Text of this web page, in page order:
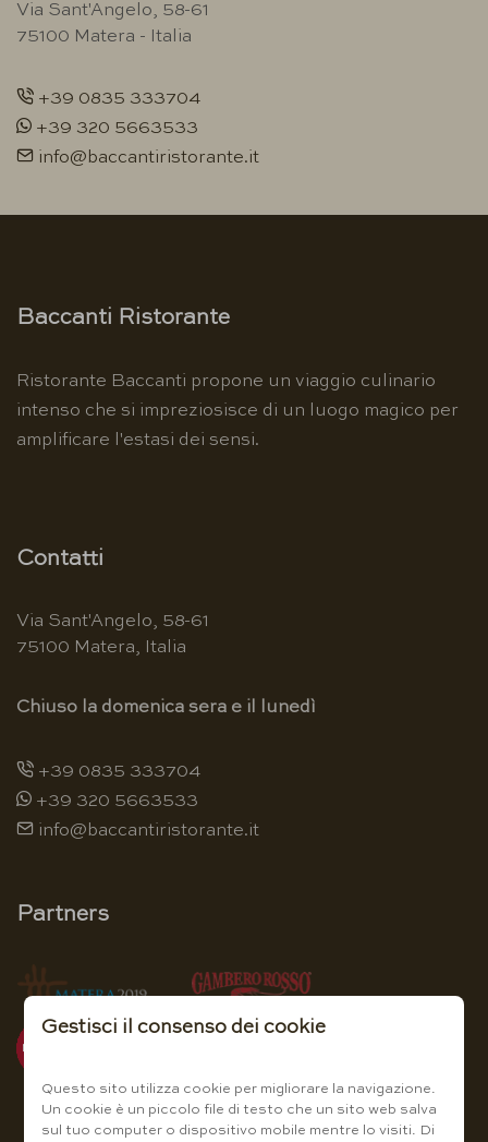
Via Sant'Angelo, 58-61
75100 Matera - Italia
+39 0835 333704
+39 320 5663533
info@baccantiristorante.it
Baccanti Ristorante
Ristorante Baccanti propone un viaggio culinario
intenso che si impreziosisce di un luogo magico per
amplificare l'estasi dei sensi.
Contatti
Via Sant'Angelo, 58-61
75100 Matera, Italia
Chiuso la domenica sera e il lunedì
+39 0835 333704
+39 320 5663533
info@baccantiristorante.it
Partners
Gestisci il consenso dei cookie
Questo sito utilizza cookie per migliorare la navigazione.
Un cookie è un piccolo file di testo che un sito web salva
sul tuo computer o dispositivo mobile mentre lo visiti. Di